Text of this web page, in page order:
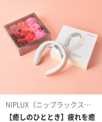
剤！まるで本物の
テリアとしてもお
を出せるフラワー
商品詳細情報